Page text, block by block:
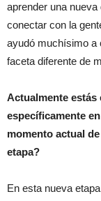
aprender una
conectar con la
ayudó muchísimo a
faceta diferente de
Actualmente estás
específicamente
momento actual
etapa?
En esta nueva